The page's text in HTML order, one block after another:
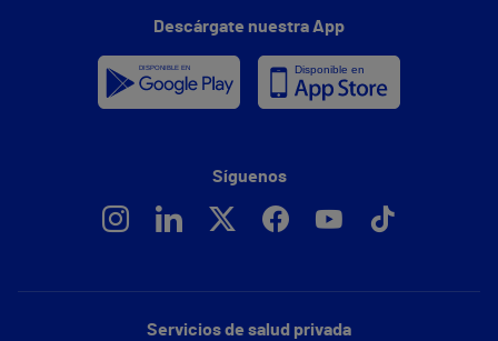
Servicios de salud privada
Descárgate nuestra App
Síguenos